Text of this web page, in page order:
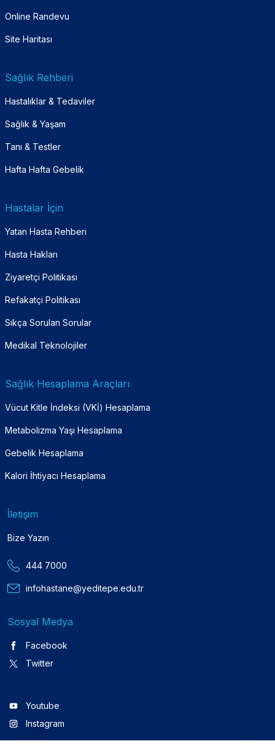
Online Randevu
Site Haritası
Sağlık Rehberi
Hastalıklar & Tedaviler
Sağlık & Yaşam
Tanı & Testler
Hafta Hafta Gebelik
Hastalar İçin
Yatan Hasta Rehberi
Hasta Hakları
Ziyaretçi Politikası
Refakatçi Politikası
Sıkça Sorulan Sorular
Medikal Teknolojiler
Sağlık Hesaplama Araçları
Vücut Kitle İndeksi (VKİ) Hesaplama
Metabolizma Yaşı Hesaplama
Gebelik Hesaplama
Kalori İhtiyacı Hesaplama
İletişim
Bize Yazın
444 7000
infohastane@yeditepe.edu.tr
Sosyal Medya
Facebook
Twitter
Youtube
Instagram